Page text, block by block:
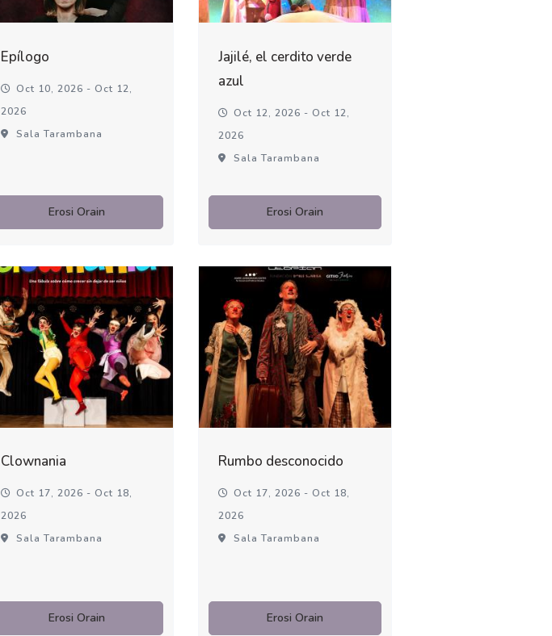
Epílogo
Oct 10, 2026 - Oct 12,
2026
Sala Tarambana
Erosi Orain
Jajilé, el cerdito verde
azul
Oct 12, 2026 - Oct 12,
2026
Sala Tarambana
Erosi Orain
Clownania
Oct 17, 2026 - Oct 18,
2026
Sala Tarambana
Erosi Orain
Rumbo desconocido
Oct 17, 2026 - Oct 18,
2026
Sala Tarambana
Erosi Orain